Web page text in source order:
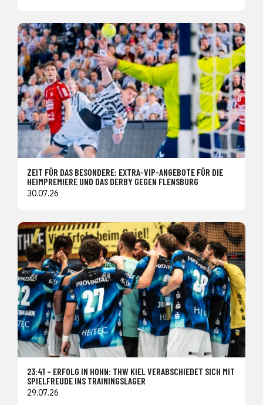
ZEIT FÜR DAS BESONDERE: EXTRA-VIP-ANGEBOTE FÜR DIE
HEIMPREMIERE UND DAS DERBY GEGEN FLENSBURG
30.07.26
23:41 – ERFOLG IN HOHN: THW KIEL VERABSCHIEDET SICH MIT
SPIELFREUDE INS TRAININGSLAGER
29.07.26